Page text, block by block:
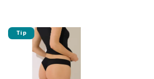
Tip